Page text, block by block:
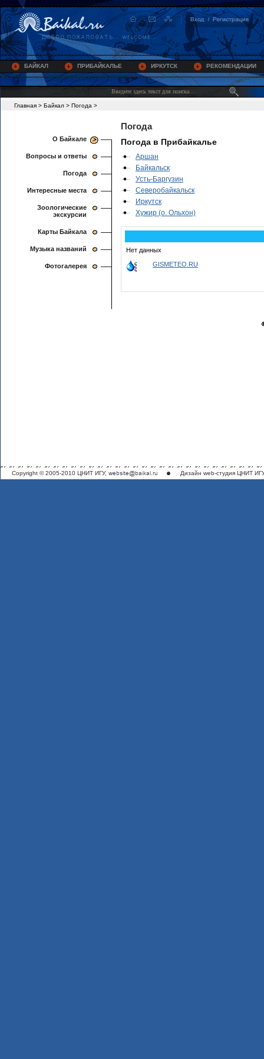
БАЙКАЛ ПРИБАЙКАЛЬЕ ИРКУТСК РЕКОМЕНДАЦИИ
Главная > Байкал > Погода >
О Байкале
Вопросы и ответы
Погода
Интересные места
Зоологические
экскурсии
Карты Байкала
Музыка названий
Фотогалерея
Погода
Погода в Прибайкалье
Аршан
Байкальск
Усть-Баргузин
Северобайкальск
Иркутск
Хужир (о. Ольхон)
Нет данных
GISMETEO.RU
Copyright © 2005-2010 ЦНИТ ИГУ, Дизайн web-студия ЦНИТ